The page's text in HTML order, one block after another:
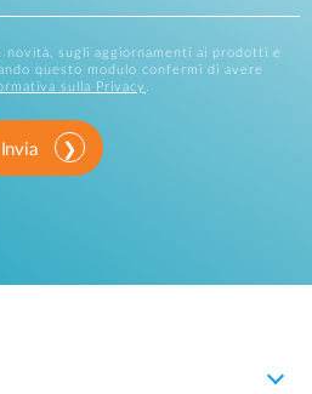
sugli aggiornamenti ai prodotti e
questo modulo confermi di avere
sulla Privacy .
Invia